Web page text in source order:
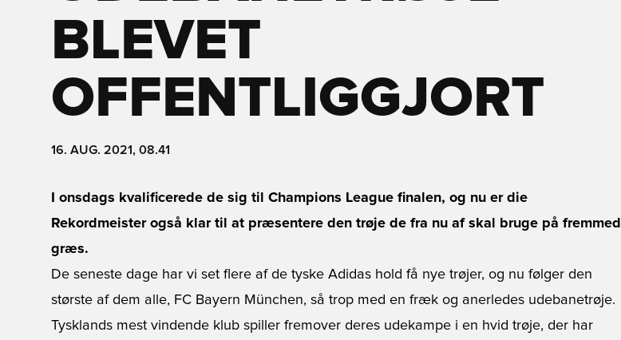
BLEVET
OFFENTLIGGJORT
16. AUG. 2021, 08.41
I onsdags kvalificerede de sig til Champions League finalen, og nu er die
Rekordmeister også klar til at præsentere den trøje de fra nu af skal bruge på fremmed
græs.
De seneste dage har vi set flere af de tyske Adidas hold få nye trøjer, og nu følger den
største af dem alle, FC Bayern München, så trop med en fræk og anerledes udebanetrøje.
Tysklands mest vindende klub spiller fremover deres udekampe i en hvid trøje, der har